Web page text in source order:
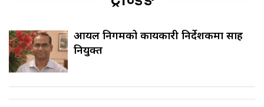
आयल निगमको कार्यकारी निर्देशकमा साह
नियुक्त